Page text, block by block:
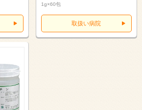
1g×60包
取扱い病院